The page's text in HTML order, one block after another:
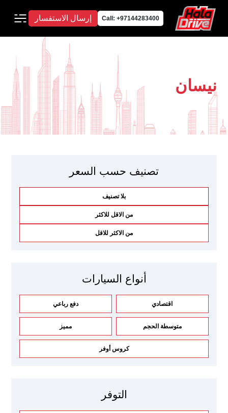
Call: +97144283400 إرسال الاستفسار
نيسان
تصنيف حسب السعر
بلا تصنيف
من الاقل للاكثر
من الاكثر للاقل
أنواع السيارات
اقتصادي دفع رباعي
متوسطة الحجم مميز
كروس أوفر
التوفر